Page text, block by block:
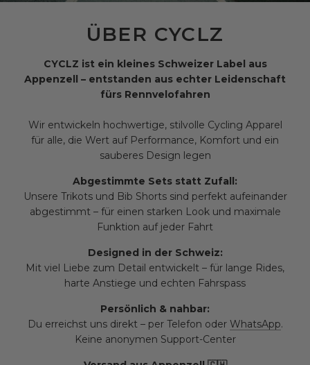
ÜBER CYCLZ
CYCLZ ist ein kleines Schweizer Label aus
Appenzell – entstanden aus echter Leidenschaft
fürs Rennvelofahren
Wir entwickeln hochwertige, stilvolle Cycling Apparel
für alle, die Wert auf Performance, Komfort und ein
sauberes Design legen
Abgestimmte Sets statt Zufall:
Unsere Trikots und Bib Shorts sind perfekt aufeinander
abgestimmt – für einen starken Look und maximale
Funktion auf jeder Fahrt
Designed in der Schweiz:
Mit viel Liebe zum Detail entwickelt – für lange Rides,
harte Anstiege und echten Fahrspass
Persönlich & nahbar:
Du erreichst uns direkt – per Telefon oder WhatsApp.
Keine anonymen Support-Center